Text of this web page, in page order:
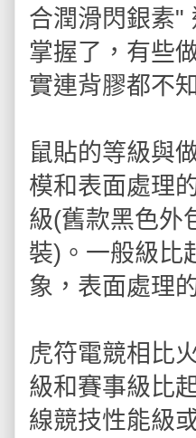
合潤滑閃銀素"
掌握了，有些
實連背膠都不
鼠貼的等級與
模和表面處理
級(舊款黑色外
裝)。一般級比
象，表面處理
虎符電競相比
級和賽事級比
線競技性能級